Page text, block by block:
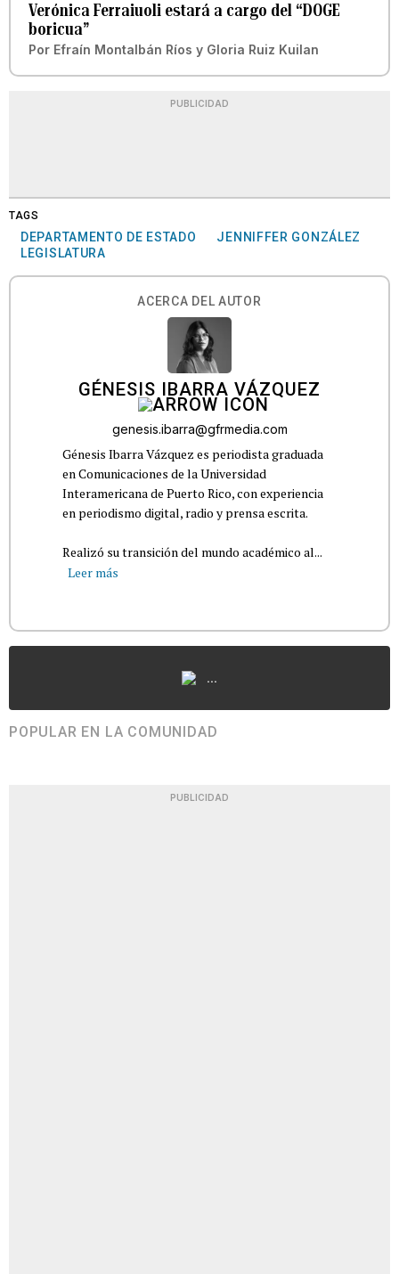
Verónica Ferraiuoli estará a cargo del “DOGE
boricua”
Por Efraín Montalbán Ríos y Gloria Ruiz Kuilan
PUBLICIDAD
TAGS
DEPARTAMENTO DE ESTADO
JENNIFFER GONZÁLEZ
LEGISLATURA
ACERCA DEL AUTOR
GÉNESIS IBARRA VÁZQUEZ
genesis.ibarra@gfrmedia.com
Génesis Ibarra Vázquez es periodista graduada
en Comunicaciones de la Universidad
Interamericana de Puerto Rico, con experiencia
en periodismo digital, radio y prensa escrita.
Realizó su transición del mundo académico al...
Leer más
...
POPULAR EN LA COMUNIDAD
PUBLICIDAD